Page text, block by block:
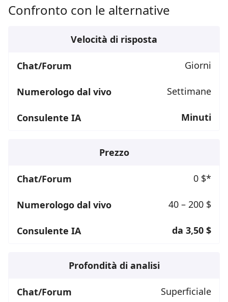
Confronto con le alternative
Velocità di risposta
Giorni
Settimane
Minuti
Prezzo
0 $*
40 – 200 $
da 3,50 $
Profondità di analisi
Superficiale